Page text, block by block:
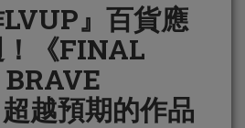
LVUP』百貨應
《FINAL
越預期的作品